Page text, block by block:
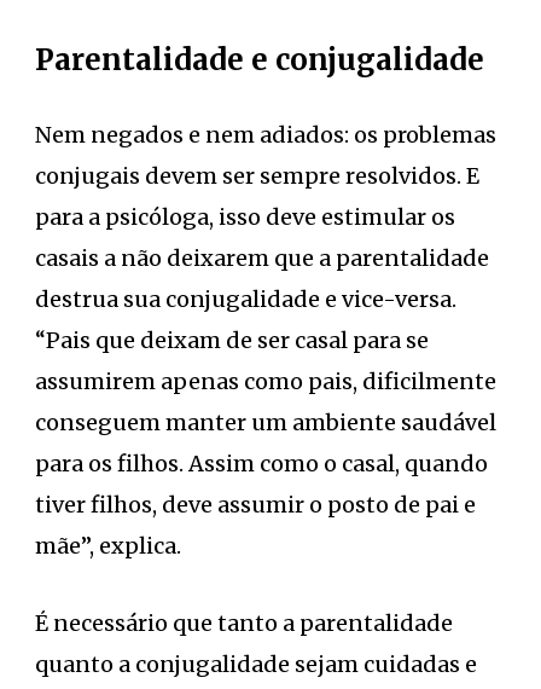
Parentalidade e conjugalidade
Nem negados e nem adiados: os problemas
conjugais devem ser sempre resolvidos. E
para a psicóloga, isso deve estimular os
casais a não deixarem que a parentalidade
destrua sua conjugalidade e vice-versa.
“Pais que deixam de ser casal para se
assumirem apenas como pais, dificilmente
conseguem manter um ambiente saudável
para os filhos. Assim como o casal, quando
tiver filhos, deve assumir o posto de pai e
mãe”, explica.
É necessário que tanto a parentalidade
quanto a conjugalidade sejam cuidadas e